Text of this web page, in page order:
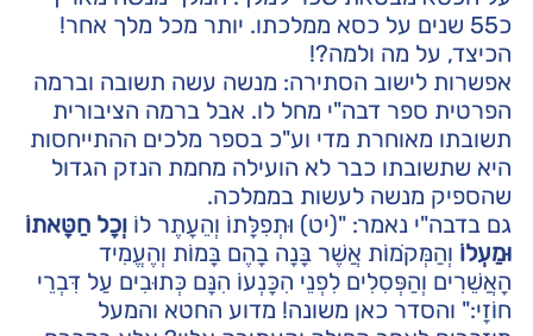
כ55 שנים על כסא ממלכתו. יותר מכל מלך אחר!
הכיצד, על מה ולמה?!
אפשרות לישוב הסתירה: מנשה עשה תשובה וברמה
הפרטית ספר דבה"י מחל לו. אבל ברמה הציבורית
תשובתו מאוחרת מדי וע"כ בספר מלכים ההתייחסות
היא שתשובתו כבר לא הועילה מחמת הנזק הגדול
שהספיק מנשה לעשות בממלכה.
גם בדבה"י נאמר: "(יט) וּתְפִלָּתוֹ וְהֵעָתֶר לוֹ וְכָל חַטָּאתוֹ
וּמַעְלוֹ וְהַמְּקֹמוֹת אֲשֶׁר בָּנָה בָהֶם בָּמוֹת וְהֶעֱמִיד
הָאֲשֵׁרִים וְהַפְּסִלִים לִפְנֵי הִכָּנְעוֹ הִנָּם כְּתוּבִים עַל דִּבְרֵי
חוֹזָי:" והסדר כאן משונה! מדוע החטא והמעל